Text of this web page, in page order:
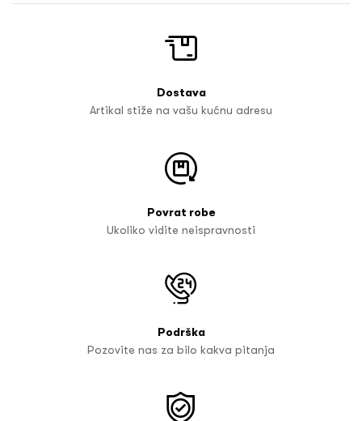
Dostava
Artikal stiže na vašu kućnu adresu
Povrat robe
Ukoliko vidite neispravnosti
Podrška
Pozovite nas za bilo kakva pitanja